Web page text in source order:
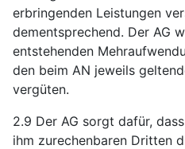
erbringenden Leistungen
dementsprechend. Der AG
entstehenden
den beim AN jeweils
vergüten.
2.9 Der AG sorgt dafür,
ihm zurechenbaren Dritten